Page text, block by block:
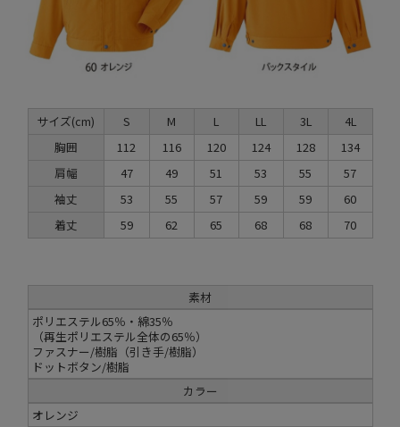
サイズ(cm) S M L LL 3L
4L
胸囲
112 116 120 124 128
134
肩幅
47 49 51 53 55
57
袖丈
53 55 57 59 59
60
着丈
59 62 65 68 68 70
素材
ポリエステル65％・綿35％
（再生ポリエステル全体の65％）
ファスナー/樹脂（引き手/樹脂）
ドットボタン/樹脂
カラー
オレンジ